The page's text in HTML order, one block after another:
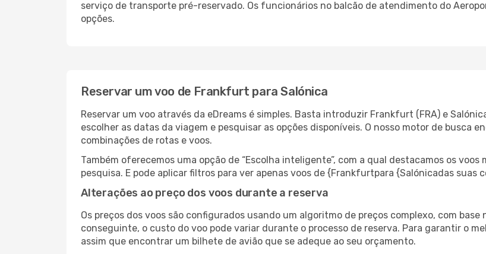
serviço de transporte pré-reservado. Os funcionários no balcão de atendimento do
opções.
Reservar um voo de Frankfurt para Salónica
Reservar um voo através da eDreams é simples. Basta introduzir Frankfurt (FRA) e
escolher as datas da viagem e pesquisar as opções disponíveis. O nosso motor de busca
combinações de rotas e voos.
Também oferecemos uma opção de “Escolha inteligente”, com a qual destacamos os
pesquisa. E pode aplicar filtros para ver apenas voos de {Frankfurtpara {Salónicadas suas
Alterações ao preço dos voos durante a reserva
Os preços dos voos são configurados usando um algoritmo de preços complexo, com
conseguinte, o custo do voo pode variar durante o processo de reserva. Para garantir o
assim que encontrar um bilhete de avião que se adeque ao seu orçamento.